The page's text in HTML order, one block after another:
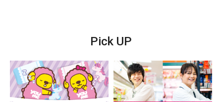
Pick UP